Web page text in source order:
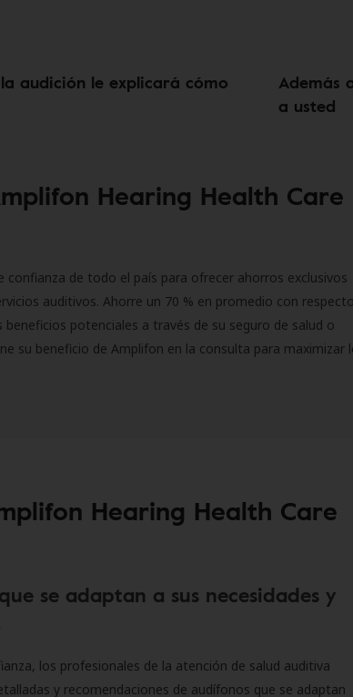
audición le explicará cómo
Además
a usted
Hearing Health Care
confianza de todo el país para ofrecer ahorros exclusivos
auditivos. Ahorre un 70 % en promedio con
potenciales a través de su seguro de salud o
su beneficio de Amplifon en la consulta para maximizar
Hearing Health Care
se adaptan a sus necesidades y
los profesionales de la atención de salud auditiva
y recomendaciones de audífonos que se adaptan